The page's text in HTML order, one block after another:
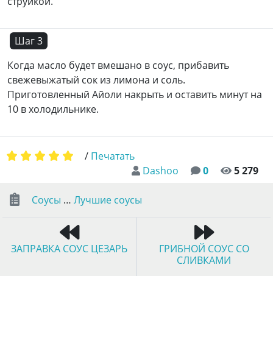
Шаг 3
Когда масло будет вмешано в соус, прибавить
свежевыжатый сок из лимона и соль.
Приготовленный Айоли накрыть и оставить минут на
10 в холодильнике.
Dashoo 0 5 279
/ Печатать
Соусы … Лучшие соусы
ЗАПРАВКА СОУС ЦЕЗАРЬ
ГРИБНОЙ СОУС СО
СЛИВКАМИ